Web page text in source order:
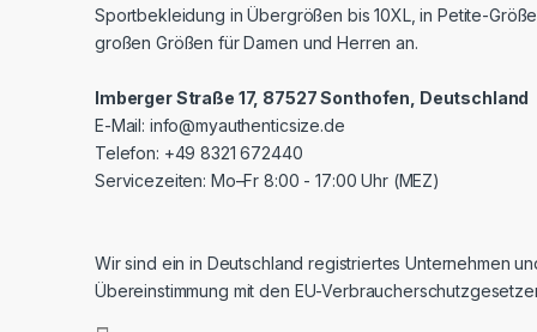
Sportbekleidung in Übergrößen bis 10XL, in Petite-
großen Größen für Damen und Herren an.
Imberger Straße 17, 87527 Sonthofen, Deutschland
E-Mail: info@myauthenticsize.de
Telefon: +49 8321 672440
Servicezeiten: Mo–Fr 8:00 - 17:00 Uhr (MEZ)
Wir sind ein in Deutschland registriertes Unternehmen
Übereinstimmung mit den EU-